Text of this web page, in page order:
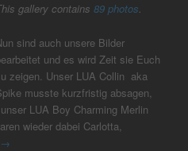
gallery contains89 photos.
sind auch unsere Bilder
und es wird Zeit sie Euch
zeigen. Unser LUA Collin aka
musste kurzfristig absagen,
LUA Boy Charming Merlin
wieder dabei Carlotta,
→